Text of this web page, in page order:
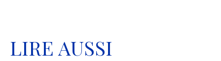
LIRE AUSSI